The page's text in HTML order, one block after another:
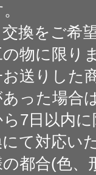
交換をご希
物に限り
お送りした
った場合
7日以内
て対応い
の都合(色、